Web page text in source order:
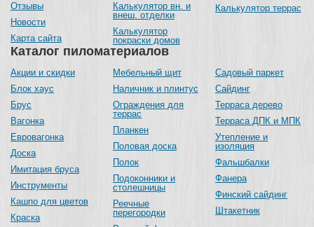
Каталог пиломатериалов
Акции и скидки
Блок хаус
Брус
Вагонка
Евровагонка
Доска
Имитация бруса
Инструменты
Кашпо для цветов
Краска
Мебельный щит
Наличник и плинтус
Ограждения для
террас
Планкен
Половая доска
Полок
Подоконники и
столешницы
Реечные
перегородки
Садовый паркет
Сайдинг
Терраса дерево
Терраса ДПК и МПК
Утепление и
изоляция
Фальшбалки
Фанера
Финский сайдинг
Штакетник
Отзывы
Новости
Карта сайта
Калькулятор вн. и
внеш. отделки
Калькулятор
покраски домов
Калькулятор террас